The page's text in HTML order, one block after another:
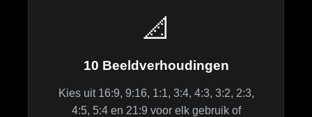
📐
10 Beeldverhoudingen
Kies uit 16:9, 9:16, 1:1, 3:4, 4:3, 3:2, 2:3,
4:5, 5:4 en 21:9 voor elk gebruik of